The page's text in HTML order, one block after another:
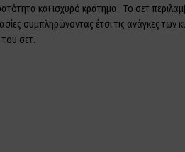
και ισχυρό κράτημα. Το σετ
συμπληρώνοντας έτσι τις ανάγκες των
σετ.